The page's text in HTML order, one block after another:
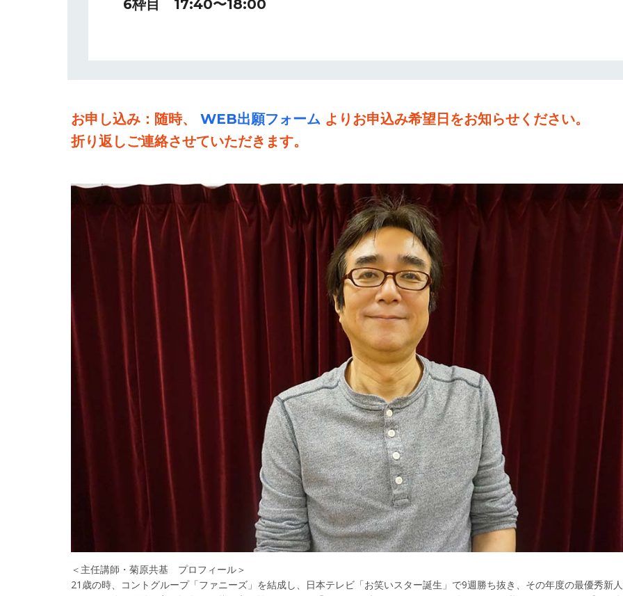
6枠目 17:40〜18:00
お申し込み：随時、 WEB出願フォーム よりお申込み希望日をお知らせください。
折り返しご連絡させていただきます。
＜主任講師・菊原共基 プロフィール＞
21歳の時、コントグループ「ファニーズ」を結成し、日本テレビ「お笑いスター誕生」で9週勝ち抜き、その年度の最優秀新